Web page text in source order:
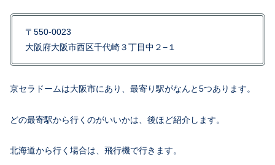
〒550-0023
大阪府大阪市西区千代崎３丁目中２−１
京セラドームは大阪市にあり、最寄り駅がなんと5つあります。
どの最寄駅から行くのがいいかは、後ほど紹介します。
北海道から行く場合は、飛行機で行きます。